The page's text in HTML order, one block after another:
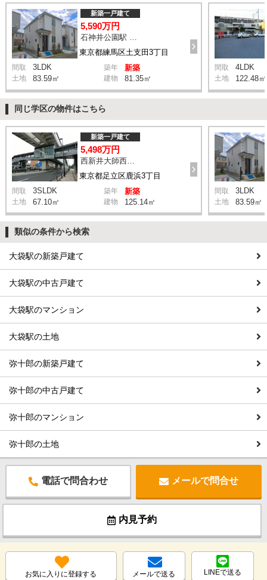
東京都練馬区土支田3丁目
新築一戸建て
5,590万円
石神井公園駅 橋戸小学校 バス15分 停歩4分
間取 3LDK 築年 新築
土地 83.59㎡ 建物 81.35㎡
間取 4LDK
土地 122.48㎡
同じ学区の物件はこちら
東京都足立区鹿浜3丁目
新築一戸建て
5,498万円
間取 3SLDK 築年 新築
土地 67.10㎡ 建物 125.14㎡
間取 3LDK
土地 83.59㎡
類似の条件から検索
大袋駅の新築戸建て
大袋駅の中古戸建て
大袋駅のマンション
大袋駅の土地
弥十郎の新築戸建て
弥十郎の中古戸建て
弥十郎のマンション
弥十郎の土地
電話で問合わせ メールで問合せ
内見予約
お気に入りに登録する メールで送る LINEで送る